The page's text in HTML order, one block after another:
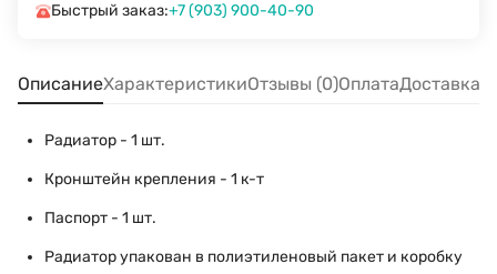
Быстрый заказ:+7 (903) 900-40-90
ОписаниеХарактеристикиОтзывы (0)ОплатаДоставка
Радиатор - 1 шт.
Кронштейн крепления - 1 к-т
Паспорт - 1 шт.
Радиатор упакован в полиэтиленовый пакет и коробку